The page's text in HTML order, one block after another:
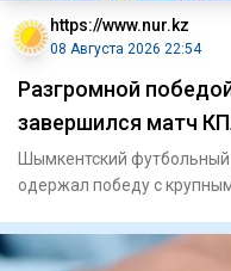
https://www.nur.kz
08 Августа 2026 22:54
Разгромной
завершился матч
Шымкентский
одержал победу с